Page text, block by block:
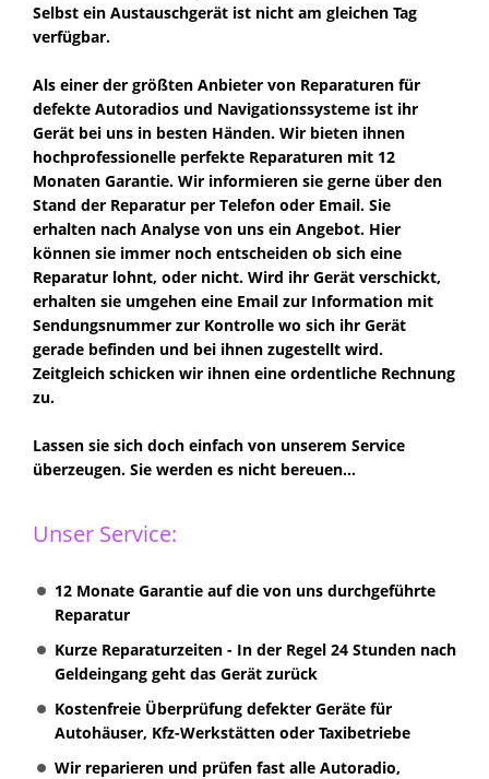
Selbst ein Austauschgerät ist nicht am gleichen Tag
verfügbar.
Als einer der größten Anbieter von Reparaturen für
defekte Autoradios und Navigationssysteme ist ihr
Gerät bei uns in besten Händen. Wir bieten ihnen
hochprofessionelle perfekte Reparaturen mit 12
Monaten Garantie. Wir informieren sie gerne über den
Stand der Reparatur per Telefon oder Email. Sie
erhalten nach Analyse von uns ein Angebot. Hier
können sie immer noch entscheiden ob sich eine
Reparatur lohnt, oder nicht. Wird ihr Gerät verschickt,
erhalten sie umgehen eine Email zur Information mit
Sendungsnummer zur Kontrolle wo sich ihr Gerät
gerade befinden und bei ihnen zugestellt wird.
Zeitgleich schicken wir ihnen eine ordentliche Rechnung
zu.
Lassen sie sich doch einfach von unserem Service
überzeugen. Sie werden es nicht bereuen...
Unser Service:
12 Monate Garantie auf die von uns durchgeführte
Reparatur
Kurze Reparaturzeiten - In der Regel 24 Stunden nach
Geldeingang geht das Gerät zurück
Kostenfreie Überprüfung defekter Geräte für
Autohäuser, Kfz-Werkstätten oder Taxibetriebe
Wir reparieren und prüfen fast alle Autoradio,